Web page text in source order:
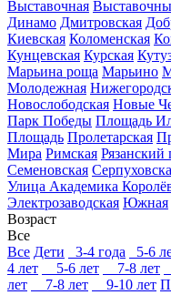
Выставочная
Динамо Дмитровская
Киевская Коломенская
Кунцевская Курская
Марьина роща Марьино
Молодежная
Новослободская Новые
Парк Победы Площадь
Площадь Пролетарская
Мира Римская Рязанский
Семеновская
Улица Академика
Электрозаводская Южная
Возраст
Все
Все Дети 3-4 года 5-6
4 лет
5-6 лет 7-8 лет
лет
7-8 лет 9-10 лет